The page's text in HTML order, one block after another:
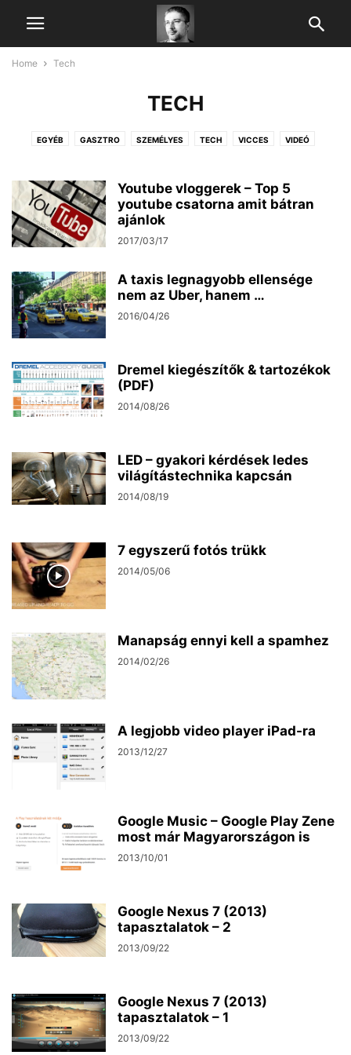
Home Tech
TECH
EGYÉB GASZTRO SZEMÉLYES TECH VICCES VIDEÓ
Youtube vloggerek – Top 5
youtube csatorna amit bátran
ajánlok
2017/03/17
A taxis legnagyobb ellensége
nem az Uber, hanem …
2016/04/26
Dremel kiegészítők & tartozékok
(PDF)
2014/08/26
LED – gyakori kérdések ledes
világítástechnika kapcsán
2014/08/19
7 egyszerű fotós trükk
2014/05/06
Manapság ennyi kell a spamhez
2014/02/26
A legjobb video player iPad-ra
2013/12/27
Google Music – Google Play Zene
most már Magyarországon is
2013/10/01
Google Nexus 7 (2013)
tapasztalatok – 2
2013/09/22
Google Nexus 7 (2013)
tapasztalatok – 1
2013/09/22